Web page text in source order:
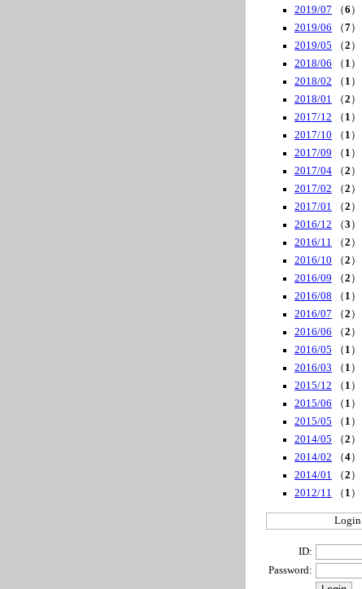
2019/07 （6 ）
2019/06 （7）
2019/05 （2 ）
2018/06 （ 1 ）
2018/02 （ 1 ）
2018/01 （2 ）
2017/12 （ 1 ）
2017/10 （ 1 ）
2017/09 （ 1 ）
2017/04 （2 ）
2017/02 （2 ）
2017/01 （2 ）
2016/12 （3 ）
2016/11 （2 ）
2016/10 （2 ）
2016/09 （2 ）
2016/08 （ 1 ）
2016/07 （2 ）
2016/06 （2 ）
2016/05 （ 1 ）
2016/03 （ 1 ）
2015/12 （ 1 ）
2015/06 （ 1 ）
2015/05 （ 1 ）
2014/05 （2 ）
2014/02 （4）
2014/01 （2 ）
2012/11 （ 1 ）
Login
ID:
Password: